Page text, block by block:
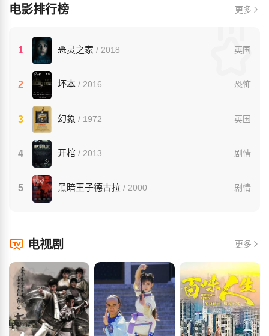
电影排行榜 更多
1 英国
恶灵之家 / 2018
2 恐怖
坏本 / 2016
3 英国
幻象 / 1972
4 剧情
开棺 / 2013
5 剧情
黑暗王子德古拉 / 2000
电视剧 更多